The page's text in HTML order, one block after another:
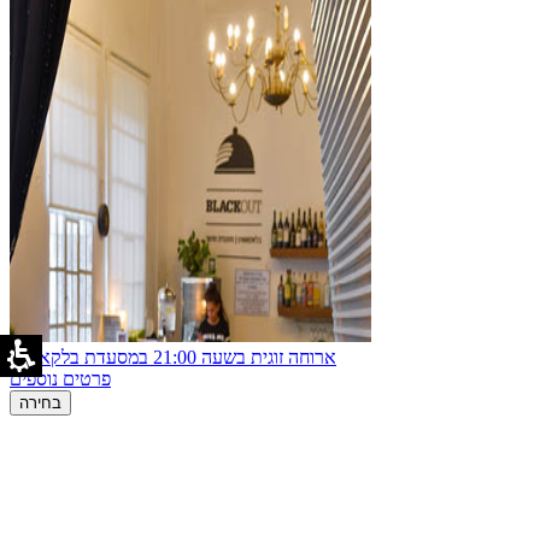
ארוחה זוגית בשעה 21:00 במסעדת בלקאאוט
פרטים נוספים
בחירה